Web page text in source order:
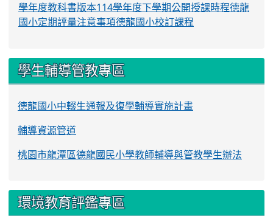
學年度教科書版本114學年度下學期公開授課時程德龍
國小定期評量注意事項德龍國小校訂課程
學生輔導管教專區
德龍國小中輟生通報及復學輔導實施計畫
輔導資源管道
桃園市龍潭區德龍國民小學教師輔導與管教學生辦法
環境教育評鑑專區